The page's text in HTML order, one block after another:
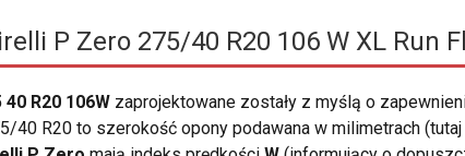
P Zero 275/40 R20 106 W XL Run
R20 106W zaprojektowane zostały z myślą o
40 R20 to szerokość opony podawana w milimetrach